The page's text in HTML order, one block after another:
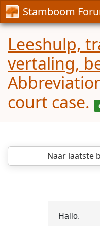
Stamboom
Leeshulp,
vertaling,
court case.
Naar laatste
Hallo.